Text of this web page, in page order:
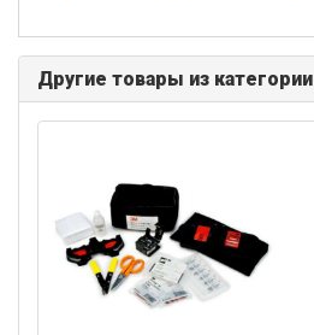
Другие товары из категории